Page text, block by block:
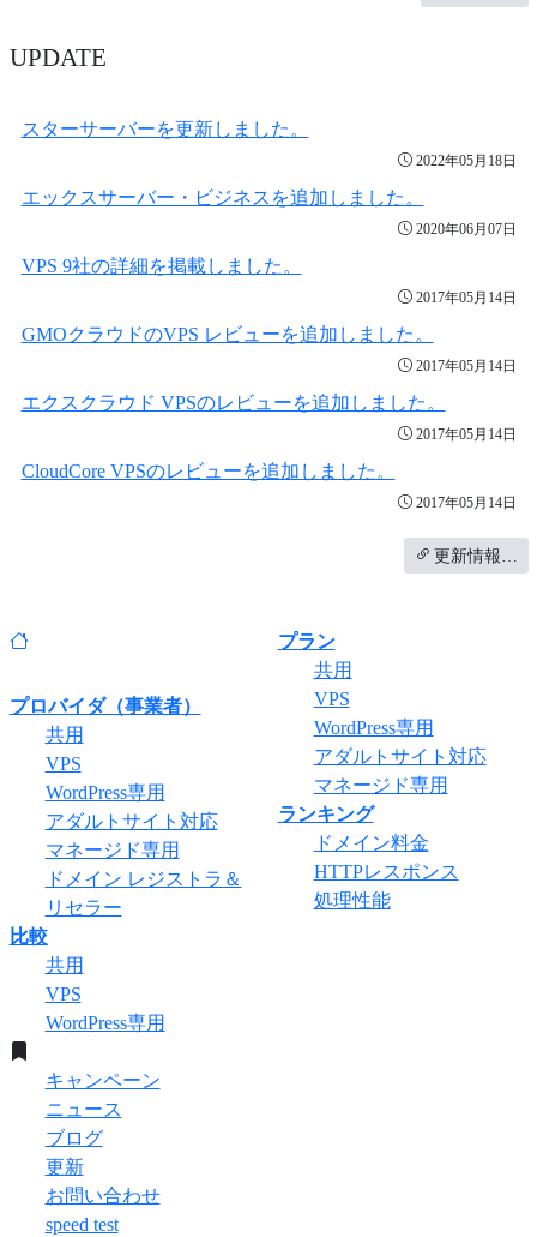
UPDATE
スターサーバーを更新しました。
2022年05月18日
エックスサーバー・ビジネスを追加しました。
2020年06月07日
VPS 9社の詳細を掲載しました。
2017年05月14日
GMOクラウドのVPS レビューを追加しました。
2017年05月14日
エクスクラウド VPSのレビューを追加しました。
2017年05月14日
CloudCore VPSのレビューを追加しました。
2017年05月14日
更新情報…
プロバイダ（事業者）
共用
VPS
WordPress専用
アダルトサイト対応
マネージド専用
ドメイン レジストラ＆
リセラー
プラン
共用
VPS
WordPress専用
アダルトサイト対応
マネージド専用
ランキング
ドメイン料金
HTTPレスポンス
処理性能
比較
共用
VPS
WordPress専用
キャンペーン
ニュース
ブログ
更新
お問い合わせ
speed test